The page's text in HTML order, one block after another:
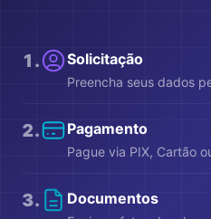
1 . Solicitação
Preencha seus dados
2. Pagamento
Pague via PIX, Cartão
3. Documentos